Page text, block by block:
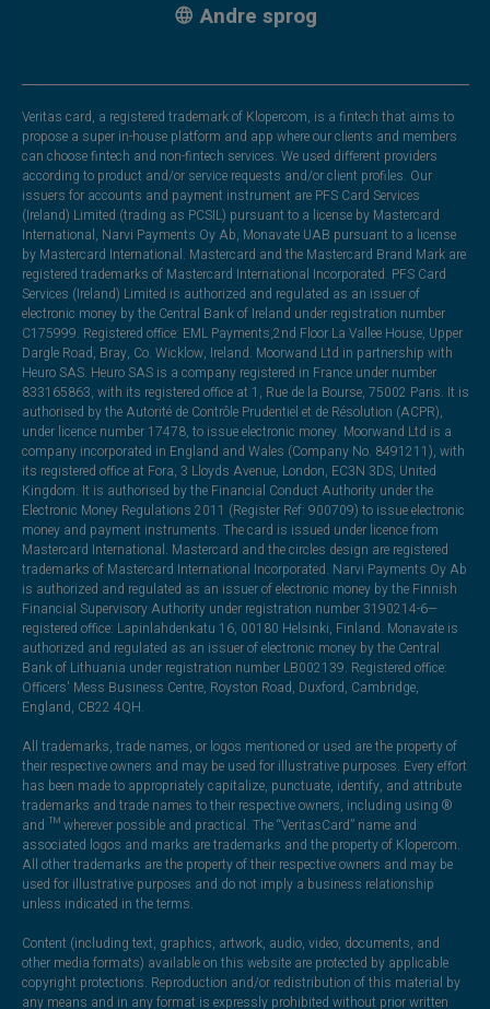
Andre sprog
Veritas card, a registered trademark of Klopercom, is a fintech that aims to
propose a super in-house platform and app where our clients and members
can choose fintech and non-fintech services. We used different providers
according to product and/or service requests and/or client profiles. Our
issuers for accounts and payment instrument are PFS Card Services
(Ireland) Limited (trading as PCSIL) pursuant to a license by Mastercard
International, Narvi Payments Oy Ab, Monavate UAB pursuant to a license
by Mastercard International. Mastercard and the Mastercard Brand Mark are
registered trademarks of Mastercard International Incorporated. PFS Card
Services (Ireland) Limited is authorized and regulated as an issuer of
electronic money by the Central Bank of Ireland under registration number
C175999. Registered office: EML Payments,2nd Floor La Vallee House, Upper
Dargle Road, Bray, Co. Wicklow, Ireland. Moorwand Ltd in partnership with
Heuro SAS. Heuro SAS is a company registered in France under number
833165863, with its registered office at 1, Rue de la Bourse, 75002 Paris. It is
authorised by the Autorité de Contrôle Prudentiel et de Résolution (ACPR),
under licence number 17478, to issue electronic money. Moorwand Ltd is a
company incorporated in England and Wales (Company No. 8491211), with
its registered office at Fora, 3 Lloyds Avenue, London, EC3N 3DS, United
Kingdom. It is authorised by the Financial Conduct Authority under the
Electronic Money Regulations 2011 (Register Ref: 900709) to issue electronic
money and payment instruments. The card is issued under licence from
Mastercard International. Mastercard and the circles design are registered
trademarks of Mastercard International Incorporated. Narvi Payments Oy Ab
is authorized and regulated as an issuer of electronic money by the Finnish
Financial Supervisory Authority under registration number 3190214-6—
registered office: Lapinlahdenkatu 16, 00180 Helsinki, Finland. Monavate is
authorized and regulated as an issuer of electronic money by the Central
Bank of Lithuania under registration number LB002139. Registered office:
Officers' Mess Business Centre, Royston Road, Duxford, Cambridge,
England, CB22 4QH.
All trademarks, trade names, or logos mentioned or used are the property of
their respective owners and may be used for illustrative purposes. Every effort
has been made to appropriately capitalize, punctuate, identify, and attribute
trademarks and trade names to their respective owners, including using ®
and ™ wherever possible and practical. The “VeritasCard” name and
associated logos and marks are trademarks and the property of Klopercom.
All other trademarks are the property of their respective owners and may be
used for illustrative purposes and do not imply a business relationship
unless indicated in the terms.
Content (including text, graphics, artwork, audio, video, documents, and
other media formats) available on this website are protected by applicable
copyright protections. Reproduction and/or redistribution of this material by
any means and in any format is expressly prohibited without prior written